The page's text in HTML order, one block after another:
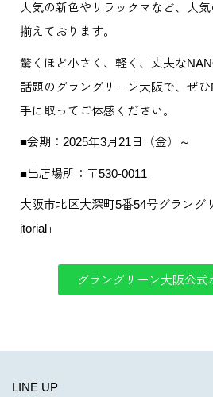
人気の新色やリラックマなど、人
揃えております。
驚くほど小さく、軽く、丈夫な
話題のグラングリーン大阪で、ぜ
手に取ってご体感ください。
■会期：2025年3月21日（金）～
■出店場所：〒530-0011
大阪市北区大深町5番54号グラング
itorial」
グラングリーン大阪公式
LINE UP